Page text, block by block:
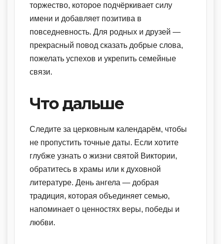
торжество, которое подчёркивает силу
имени и добавляет позитива в
повседневность. Для родных и друзей —
прекрасный повод сказать добрые слова,
пожелать успехов и укрепить семейные
связи.
Что дальше
Следите за церковным календарём, чтобы
не пропустить точные даты. Если хотите
глубже узнать о жизни святой Виктории,
обратитесь в храмы или к духовной
литературе. День ангела — добрая
традиция, которая объединяет семью,
напоминает о ценностях веры, победы и
любви.